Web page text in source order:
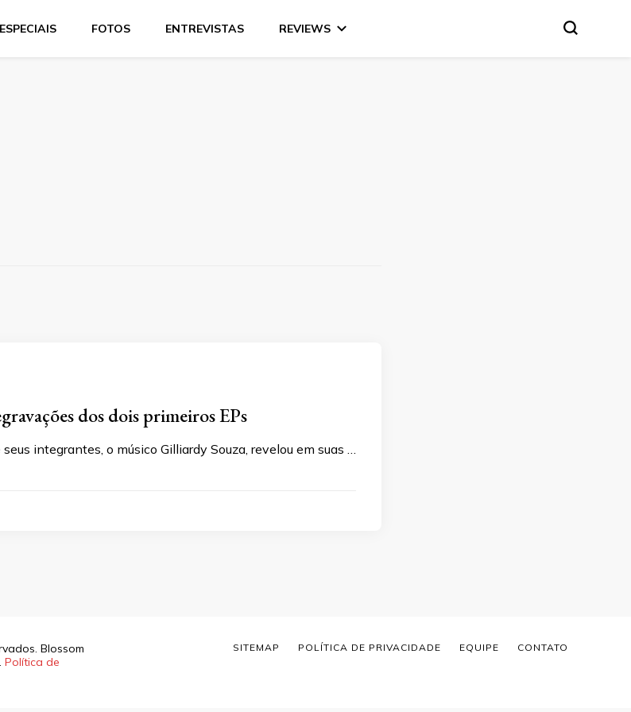
FOTOS ENTREVISTAS REVIEWS
dos dois primeiros EPs
integrantes, o músico Gilliardy Souza, revelou em suas …
Blossom
. Política de
SITEMAP POLÍTICA DE PRIVACIDADE EQUIPE CONTATO